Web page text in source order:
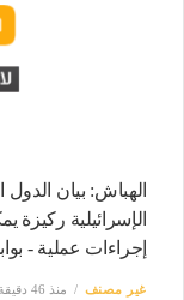
الهباش: بيان الدول
الإسرائيلية ركيزة
إجراءات عملية -
غير مصنف منذ 46 دقيقة